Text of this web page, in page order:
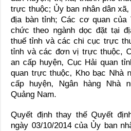
trực thuộc; Ủy ban nhân dân
địa bàn tỉnh; Các cơ quan
chức theo ngành dọc đặt tại
thuế tỉnh và các chi cục trực
tỉnh và các đơn vị trực thuộc,
an cấp huyện, Cục Hải quan
quan trực thuộc, Kho bạc Nhà
cấp huyện, Ngân hàng Nhà
Quảng Nam.
Quyết định thay thế Quyết
ngày 03/10/2014 của Ủy ban